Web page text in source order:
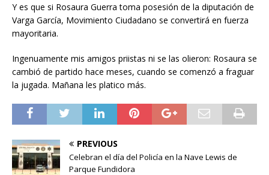
Y es que si Rosaura Guerra toma posesión de la diputación de
Varga García, Movimiento Ciudadano se convertirá en fuerza
mayoritaria.
Ingenuamente mis amigos priistas ni se las olieron: Rosaura se
cambió de partido hace meses, cuando se comenzó a fraguar
la jugada. Mañana les platico más.
PREVIOUS
Celebran el día del Policía en la Nave Lewis de
Parque Fundidora